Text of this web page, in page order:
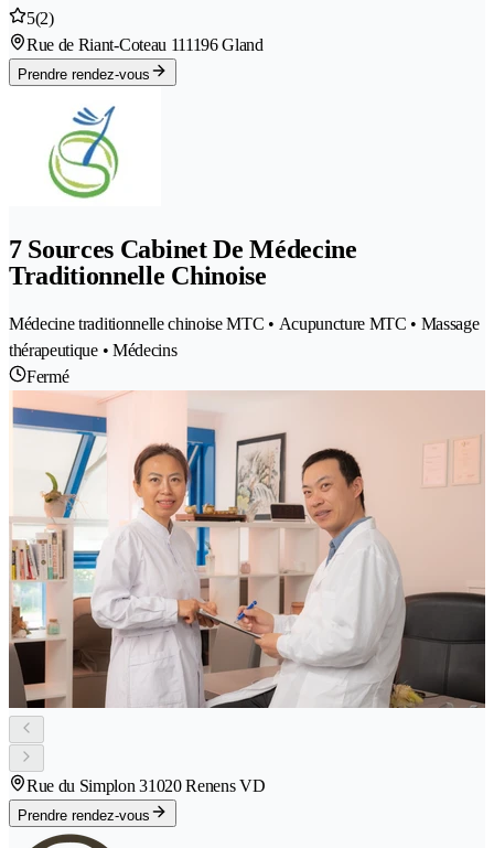
5(2)
Rue de Riant-Coteau 111196 Gland
Prendre rendez-vous
7 Sources Cabinet De Médecine
Traditionnelle Chinoise
Médecine traditionnelle chinoise MTC • Acupuncture MTC • Massage
thérapeutique • Médecins
Fermé
Rue du Simplon 31020 Renens VD
Prendre rendez-vous